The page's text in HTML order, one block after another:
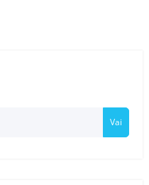
Vai